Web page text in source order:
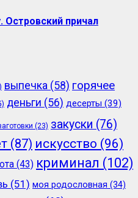
Островский причал
выпечка (58) горячее
деньги (56) десерты (39)
(23) закуски (76)
(87) искусство (96)
(43) криминал (102)
(51) моя родословная (34)